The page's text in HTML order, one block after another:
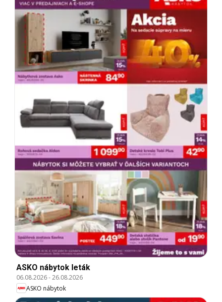
ASKO nábytok leták
06.08.2026-26.08.2026
ASKO nábytok